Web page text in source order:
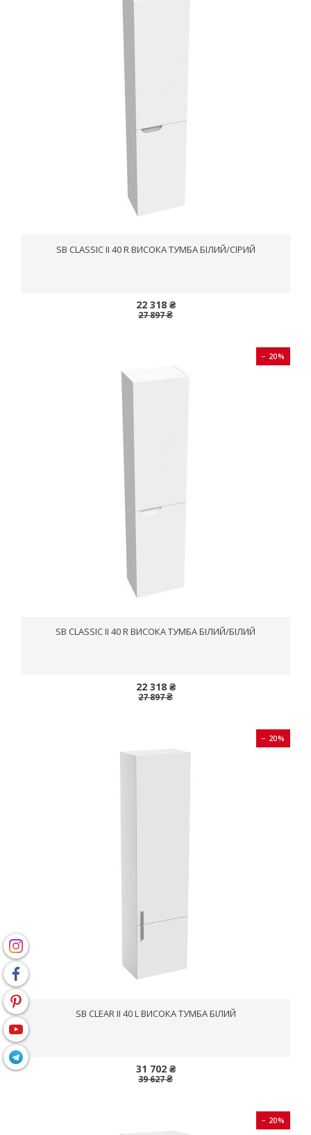
SB CLASSIC II 40 R ВИСОКА ТУМБА БІЛИЙ/CІРИЙ
22 318 ₴
27 897 ₴
− 20%
SB CLASSIC II 40 R ВИСОКА ТУМБА БІЛИЙ/БІЛИЙ
22 318 ₴
27 897 ₴
− 20%
SB CLEAR II 40 L ВИСОКА ТУМБА БІЛИЙ
31 702 ₴
39 627 ₴
− 20%